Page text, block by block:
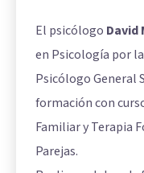
El psicólogo David
en Psicología por
Psicólogo General
formación con
Familiar y Terapia
Parejas.